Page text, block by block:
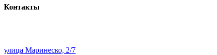
Контакты
улица Маринеско, 2/7